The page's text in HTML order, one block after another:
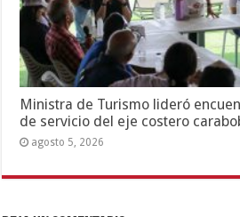
Ministra de Turismo lideró
de servicio del eje costero
agosto 5, 2026